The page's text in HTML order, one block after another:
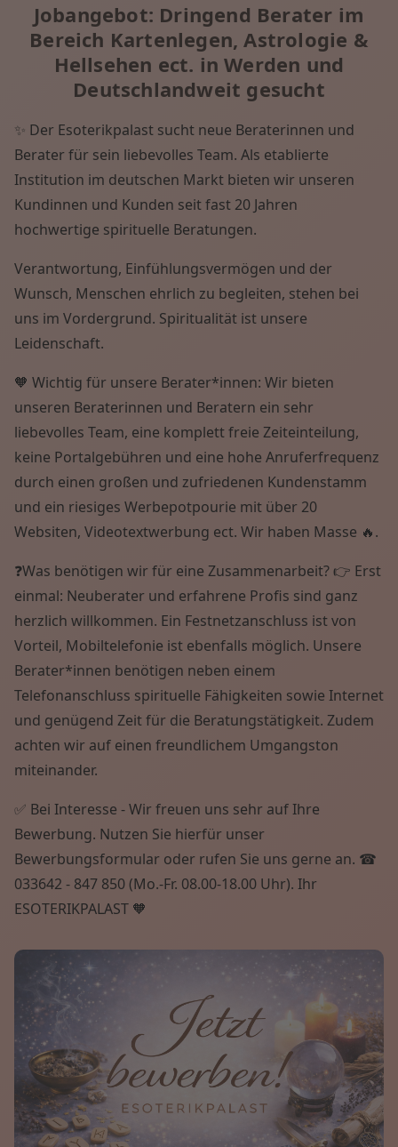
Jobangebot: Dringend Berater im
Bereich Kartenlegen, Astrologie &
Hellsehen ect. in Werden und
Deutschlandweit gesucht
✨ Der Esoterikpalast sucht neue Beraterinnen und
Berater für sein liebevolles Team. Als etablierte
Institution im deutschen Markt bieten wir unseren
Kundinnen und Kunden seit fast 20 Jahren
hochwertige spirituelle Beratungen.
Verantwortung, Einfühlungsvermögen und der
Wunsch, Menschen ehrlich zu begleiten, stehen bei
uns im Vordergrund. Spiritualität ist unsere
Leidenschaft.
🧡 Wichtig für unsere Berater*innen: Wir bieten
unseren Beraterinnen und Beratern ein sehr
liebevolles Team, eine komplett freie Zeiteinteilung,
keine Portalgebühren und eine hohe Anruferfrequenz
durch einen großen und zufriedenen Kundenstamm
und ein riesiges Werbepotpourie mit über 20
Websiten, Videotextwerbung ect. Wir haben Masse 🔥.
❓Was benötigen wir für eine Zusammenarbeit? 👉 Erst
einmal: Neuberater und erfahrene Profis sind ganz
herzlich willkommen. Ein Festnetzanschluss ist von
Vorteil, Mobiltelefonie ist ebenfalls möglich. Unsere
Berater*innen benötigen neben einem
Telefonanschluss spirituelle Fähigkeiten sowie Internet
und genügend Zeit für die Beratungstätigkeit. Zudem
achten wir auf einen freundlichem Umgangston
miteinander.
✅ Bei Interesse - Wir freuen uns sehr auf Ihre
Bewerbung. Nutzen Sie hierfür unser
Bewerbungsformular oder rufen Sie uns gerne an. ☎
033642 - 847 850 (Mo.-Fr. 08.00-18.00 Uhr). Ihr
ESOTERIKPALAST 🧡